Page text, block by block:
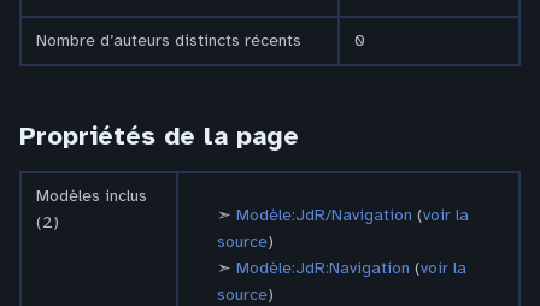
Nombre d’auteurs distincts récents 0
Propriétés de la page
Modèles inclus
(2)
Modèle:JdR/Navigation (voir la
source)
Modèle:JdR:Navigation (voir la
source)